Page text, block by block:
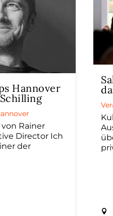
Hannover
Rainer
Director Ich
der